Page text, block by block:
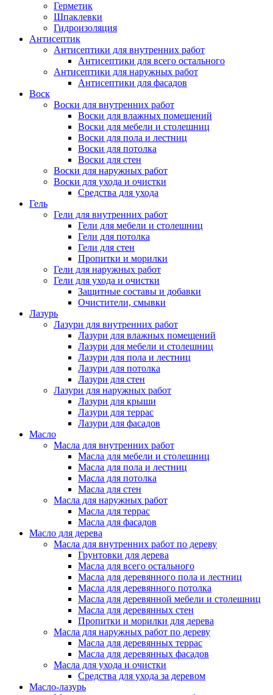
Герметик
Шпаклевки
Гидроизоляция
Антисептик
Антисептики для внутренних работ
Антисептики для всего остального
Антисептики для наружных работ
Антисептики для фасадов
Воск
Воски для внутренних работ
Воски для влажных помещений
Воски для мебели и столешниц
Воски для пола и лестниц
Воски для потолка
Воски для стен
Воски для наружных работ
Воски для ухода и очистки
Средства для ухода
Гель
Гели для внутренних работ
Гели для мебели и столешниц
Гели для потолка
Гели для стен
Пропитки и морилки
Гели для наружных работ
Гели для ухода и очистки
Защитные составы и добавки
Очистители, смывки
Лазурь
Лазури для внутренних работ
Лазури для влажных помещений
Лазури для мебели и столешниц
Лазури для пола и лестниц
Лазури для потолка
Лазури для стен
Лазури для наружных работ
Лазури для крыши
Лазури для террас
Лазури для фасадов
Масло
Масла для внутренних работ
Масла для мебели и столешниц
Масла для пола и лестниц
Масла для потолка
Масла для стен
Масла для наружных работ
Масла для террас
Масла для фасадов
Масло для дерева
Масла для внутренних работ по дереву
Грунтовки для дерева
Масла для всего остального
Масла для деревянного пола и лестниц
Масла для деревянного потолка
Масла для деревянной мебели и столешниц
Масла для деревянных стен
Пропитки и морилки для дерева
Масла для наружных работ по дереву
Масла для деревянных террас
Масла для деревянных фасадов
Масла для ухода и очистки
Средства для ухода за деревом
Масло-лазурь